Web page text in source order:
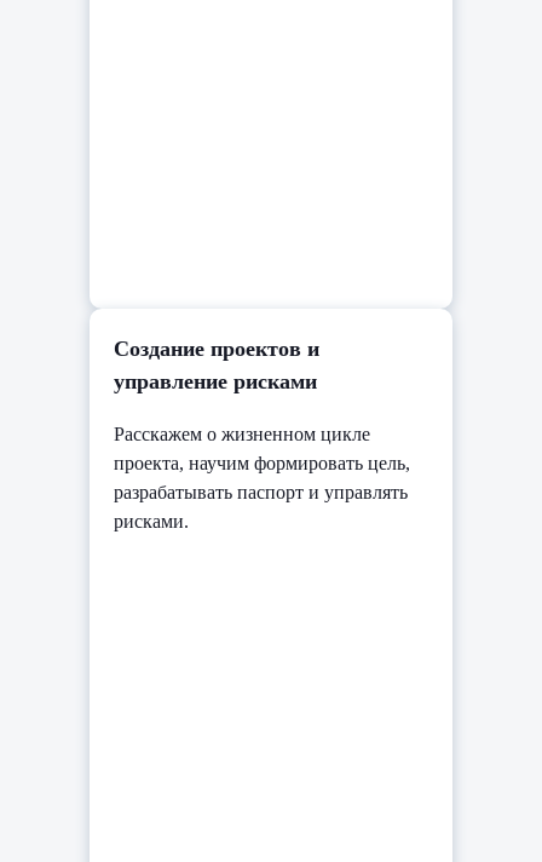
Cоздание проектов и
управление рисками
Расскажем о жизненном цикле
проекта, научим формировать цель,
разрабатывать паспорт и управлять
рисками.